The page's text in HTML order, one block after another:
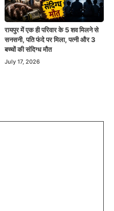
रायपुर में एक ही परिवार के 5 शव मिलने से
सनसनी, पति फंदे पर मिला, पत्नी और 3
बच्चों की संदिग्ध मौत
July 17, 2026